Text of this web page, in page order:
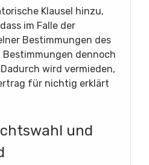
Klausel hinzu,
im Falle der
Bestimmungen des
dennoch
wird vermieden,
für nichtig erklärt
und